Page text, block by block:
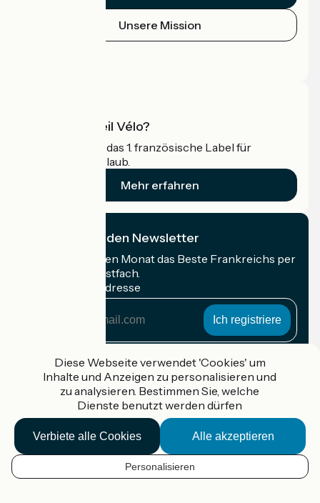
DE
Unsere Mission
Was ist Accueil Vélo?
Accueil Vélo ist das 1. französische Label für
Radfahrer im Urlaub.
Mehr erfahren
Ich abonniere den Newsletter
Erhalten Sie jeden Monat das Beste Frankreichs per
Rad in Ihrem Postfach.
Meine E-Mail-Adresse
Adresse
Gefördert im Rahmen von Destination France
Accueil Vélo Pro
Kontakt
Rechtliche Informationen
Diese Webseite verwendet 'Cookies' um
Inhalte und Anzeigen zu personalisieren und
zu analysieren. Bestimmen Sie, welche
Dienste benutzt werden dürfen
Alle akzeptieren
Verbiete alle Cookies
Personalisieren